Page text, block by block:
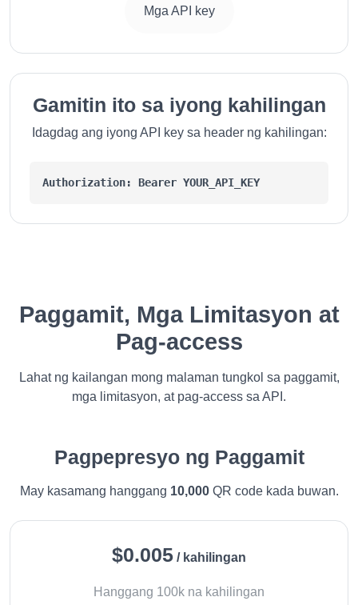
Mga API key
Gamitin ito sa iyong kahilingan
Idagdag ang iyong API key sa header ng kahilingan:
Authorization: Bearer YOUR_API_KEY
Paggamit, Mga Limitasyon at
Pag-access
Lahat ng kailangan mong malaman tungkol sa paggamit,
mga limitasyon, at pag-access sa API.
Pagpepresyo ng Paggamit
May kasamang hanggang 10,000QR code kada buwan.
$0.005 / kahilingan
Hanggang 100k na kahilingan